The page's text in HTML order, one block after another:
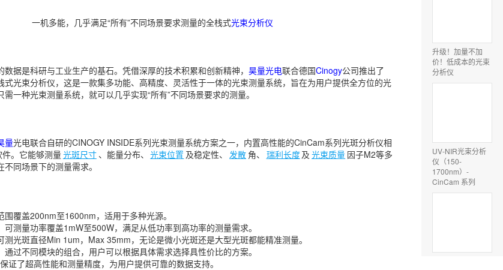
升级！加量不加
价！低成本的光束
分析仪
UV-NIR光束分析
仪（150-
1700nm）-
CinCam 系列
一机多能，几乎满足“所有”不同场景要求测量的全栈式光束分析仪
据是科研与工业生产的基石。凭借深厚的技术积累和创新精神， 昊量光电联合德国Cinogy公司推出了
式光束分析仪，这是一款集多功能、高精度、灵活性于一体的光束测量系统，旨在为用户提供全方位的光
一种光束测量系统，就可以几乎实现“所有”不同场景要求的测量。
量光电联合自研的CINOGY INSIDE系列光束测量系统方案之一，内置高性能的CinCam系列光斑分析仪相
。它能够测量光斑尺寸 、能量分布、 光束位置 及稳定性、 发散 角、 瑞利长度及 光束质量 因子M2等多
同场景下的测量需求。
围覆盖200nm至1600nm，适用于多种光源。
可测量功率覆盖1mW至500W，满足从低功率到高功率的测量需求。
测光斑直径Min 1um，Max 35mm，无论是微小光斑还是大型光斑都能精准测量。
通过不同模块的组合，用户可以根据具体需求选择具性价比的方案。
保证了超高性能和测量精度，为用户提供可靠的数据支持。